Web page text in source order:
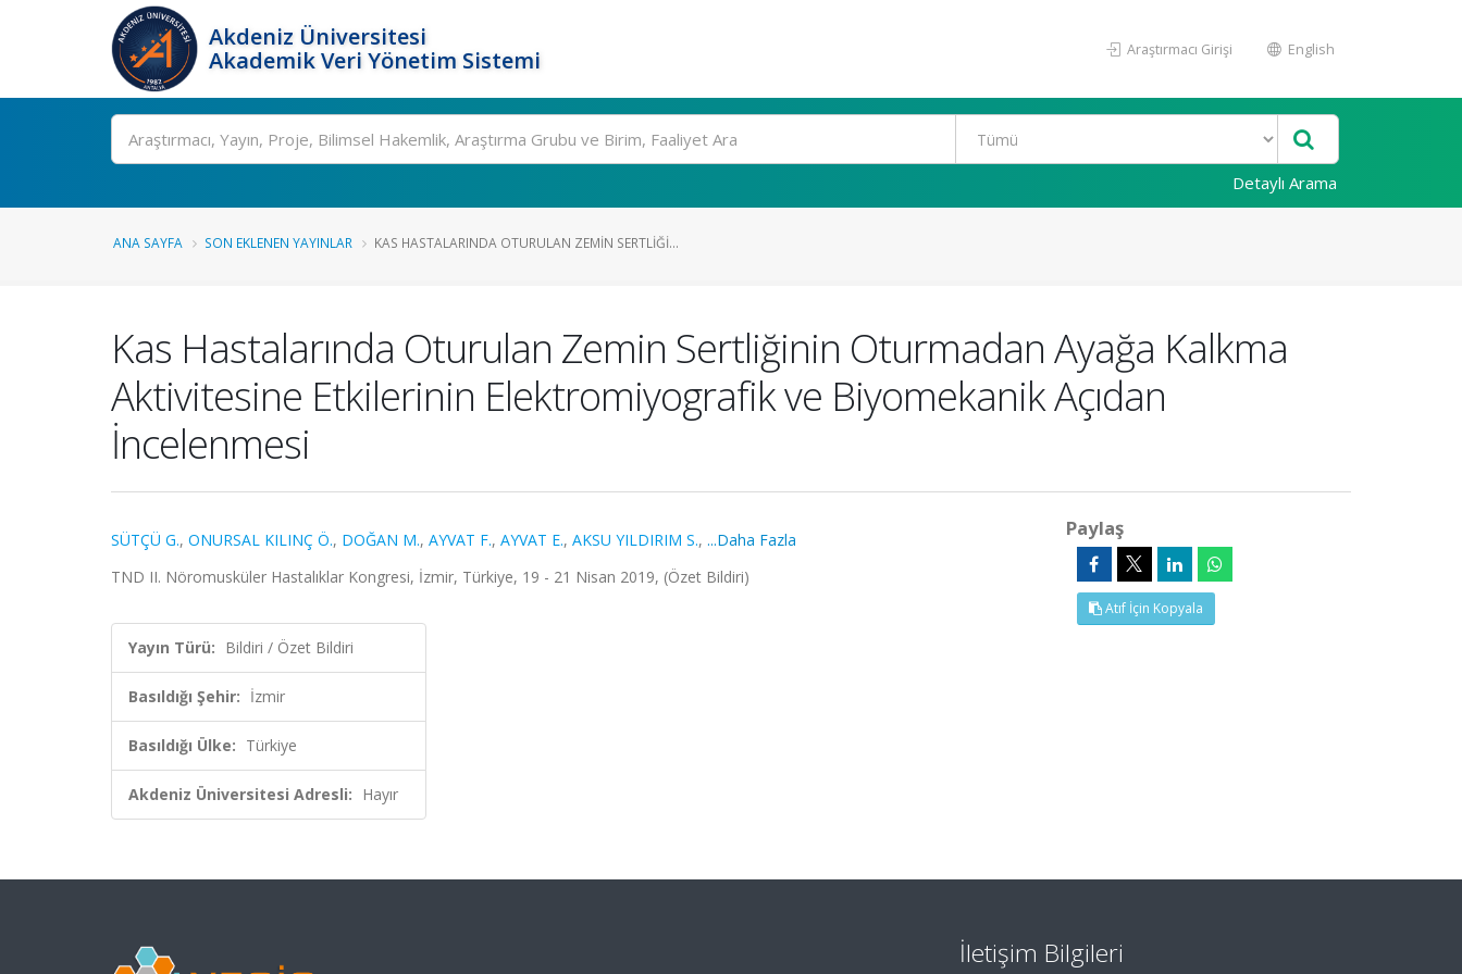
Akdeniz Üniversitesi
Akademik Veri Yönetim Sistemi
Araştırmacı Girişi English
Ara
Detaylı Arama
ANA SAYFA SON EKLENEN YAYINLAR KAS HASTALARINDA OTURULAN ZEMIN SERTLIĞI...
Kas Hastalarında Oturulan Zemin Sertliğinin Oturmadan Ayağa Kalkma
Aktivitesine Etkilerinin Elektromiyografik ve Biyomekanik Açıdan
İncelenmesi
SÜTÇÜ G., ONURSAL KILINÇ Ö., DOĞAN M., AYVAT F., AYVAT E., AKSU YILDIRIM S., ...Daha Fazla
TND II. Nöromusküler Hastalıklar Kongresi, İzmir, Türkiye, 19 - 21 Nisan 2019, (Özet Bildiri)
Yayın Türü: Bildiri / Özet Bildiri
Basıldığı Şehir: İzmir
Basıldığı Ülke: Türkiye
Akdeniz Üniversitesi Adresli: Hayır
Paylaş
Atıf İçin Kopyala
İletişim Bilgileri